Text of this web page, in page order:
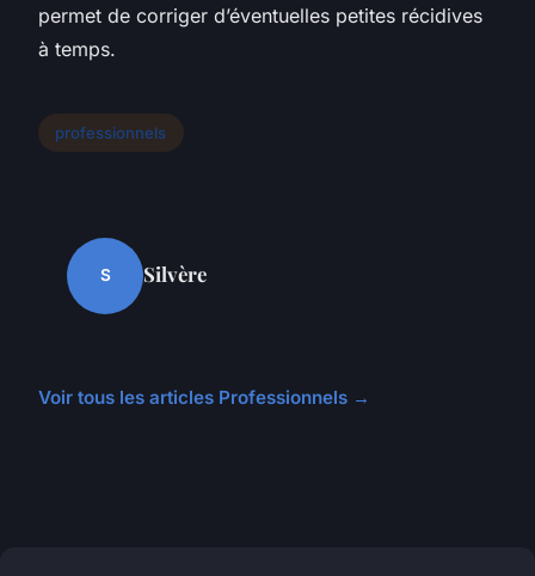
permet de corriger d’éventuelles petites récidives
à temps.
professionnels
S Silvère
Voir tous les articles Professionnels →